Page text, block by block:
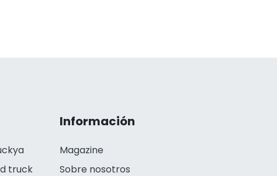
truck
Información
Magazine
Sobre nosotros